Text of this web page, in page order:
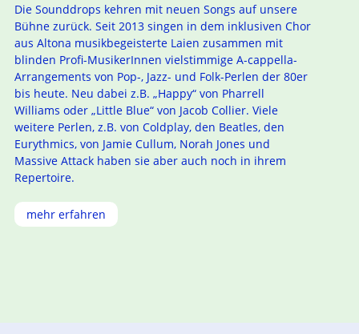
Die Sounddrops kehren mit neuen Songs auf unsere
Bühne zurück. Seit 2013 singen in dem inklusiven Chor
aus Altona musikbegeisterte Laien zusammen mit
blinden Profi-MusikerInnen vielstimmige A-cappella-
Arrangements von Pop-, Jazz- und Folk-Perlen der 80er
bis heute. Neu dabei z.B. „Happy“ von Pharrell
Williams oder „Little Blue“ von Jacob Collier. Viele
weitere Perlen, z.B. von Coldplay, den Beatles, den
Eurythmics, von Jamie Cullum, Norah Jones und
Massive Attack haben sie aber auch noch in ihrem
Repertoire.
mehr erfahren